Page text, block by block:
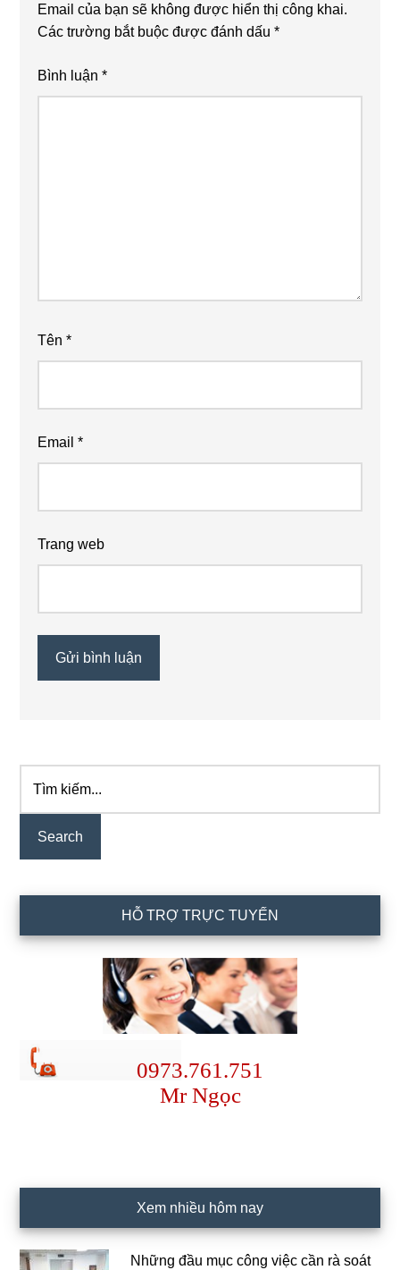
Email của bạn sẽ không được hiển thị công khai.
Các trường bắt buộc được đánh dấu*
Bình luận*
Tên*
Email*
Trang web
Primary
Sidebar
kiếm...
HỖ TRỢ TRỰC TUYẾN
0973.761.751
Mr Ngọc
Xem nhiều hôm nay
Những đầu mục công việc cần rà soát